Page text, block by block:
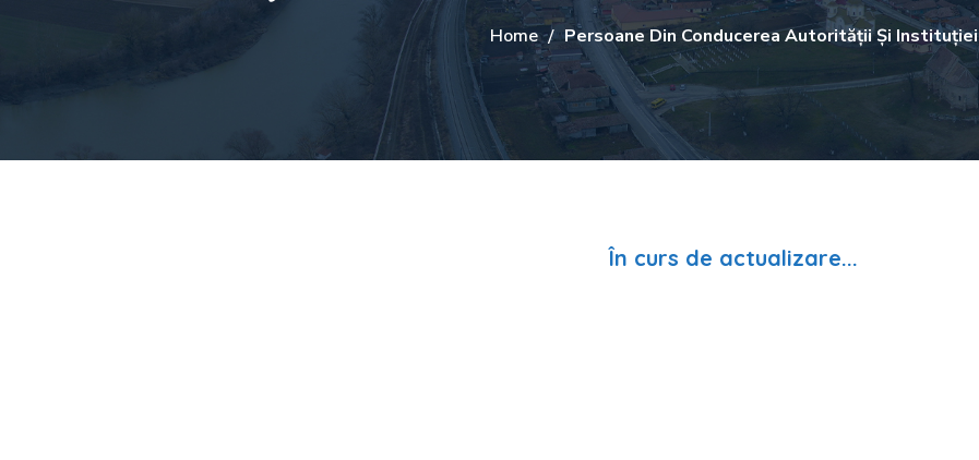
Home Persoane Din Conducerea Autorității Și Instituției
În curs de actualizare...